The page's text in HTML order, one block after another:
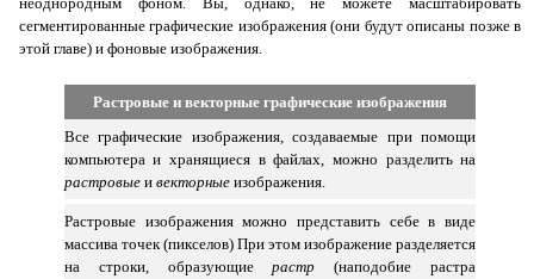
сегментированные графические изображения (они будут описаны позже в
этой главе) и фоновые изображения.
Растровые и векторные графические изображения
Все графические изображения, создаваемые при помощи
компьютера и хранящиеся в файлах, можно разделить на
растровые и векторныеизображения.
Растровые изображения можно представить себе в виде
массива точек (пикселов) При этом изображение разделяется
на строки, образующиерастр (наподобие растра